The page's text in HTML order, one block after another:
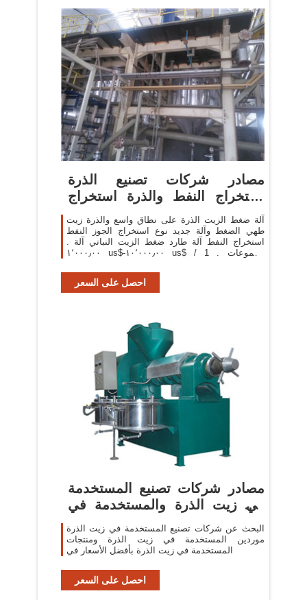
مصادر شركات تصنيع الذرة
استخراج النفط والذرة استخراج
آلة ضغط الزيت الذرة على نطاق واسع والذرة زيت
طهي الضغط وآلة جديد نوع استخراج الجوز النفط
استخراج النفط آلة طارد ضغط الزيت النباتي آلة .
١٬٠٠٠٫٠٠ us$-١٠٬٠٠٠٫٠٠ us$ / مجموعات . 1
احصل على السعر
مصادر شركات تصنيع المستخدمة
في زيت الذرة والمستخدمة في
زيت
البحث عن شركات تصنيع المستخدمة في زيت الذرة
موردين المستخدمة في زيت الذرة ومنتجات
المستخدمة في زيت الذرة بأفضل الأسعار في
احصل على السعر